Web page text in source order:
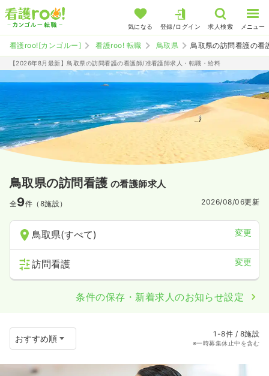
気になる 登録/ログイン 求人検索 メニュー
看護roo![カンゴルー] 看護roo! 転職 鳥取県 鳥取県の訪問看護の看
【2026年8月最新】鳥取県の訪問看護の看護師/准看護師求人・転職・給料
鳥取県の訪問看護 の看護師求人
全9件（8施設） 2026/08/06更新
鳥取県(すべて) 変更
訪問看護 変更
条件の保存・新着求人のお知らせ設定
1-8件 / 8施設
※一時募集休止中を含む